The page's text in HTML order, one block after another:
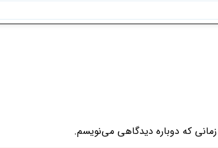
که دوباره دیدگاهی می‌نویسم.